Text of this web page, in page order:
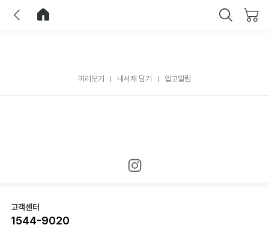
미리보기 내서재 담기 입고알림
고객센터
1544-9020